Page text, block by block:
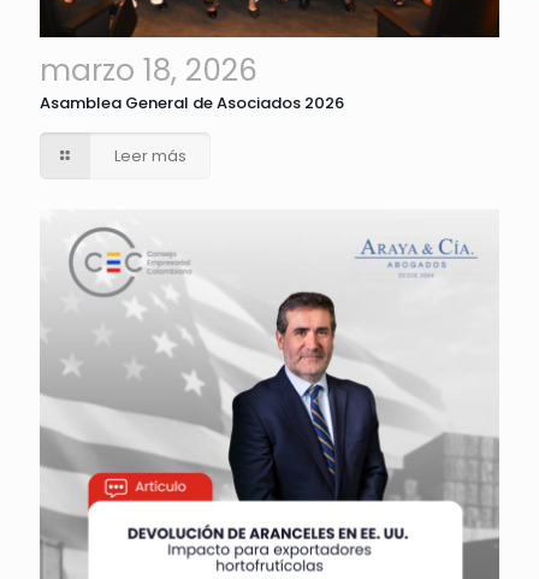
marzo 18, 2026
Asamblea General de Asociados 2026
Leer más